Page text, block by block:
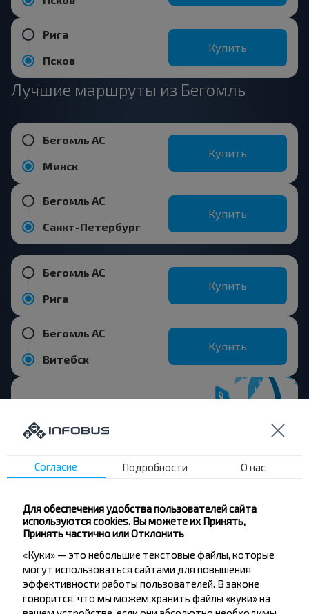
Рига
Псков
Купить
Лучшие маршруты из Бегомль
Бегомль АС
Минск
Купить
Бегомль АС
Санкт-Петербург
Купить
Бегомль АС
Рига
Купить
Бегомль АС
Витебск
Купить
Хотите
путешествовать
Не пропусти специальные акции, скидки и
другие интересные предложения INFOBUS.
Подпишись на получение новостей и
путешествуй с нами дешевле!
Согласие Подробности О нас
Для обеспечения удобства пользователей сайта
используются cookies. Вы можете их Принять,
Принять частично или Отклонить
«Куки» — это небольшие текстовые файлы, которые
могут использоваться сайтами для повышения
эффективности работы пользователей. В законе
говорится, что мы можем хранить файлы «куки» на